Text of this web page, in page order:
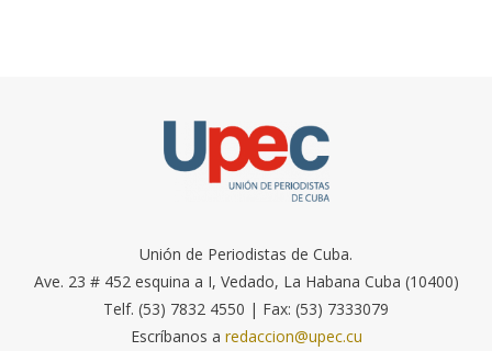
Unión de Periodistas de Cuba.
Ave. 23 # 452 esquina a I, Vedado, La Habana Cuba (10400)
Telf. (53) 7832 4550 | Fax: (53) 7333079
Escríbanos a redaccion@upec.cu